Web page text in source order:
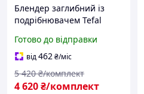
Блендер заглибний із
подрібнювачем Tefal
насадками 20 швидкостей
+ Турборежим
Електричний блендер 500
мл
Готово до відправки
від462₴/міс
4 620₴/комплект
5 420 ₴/комплект